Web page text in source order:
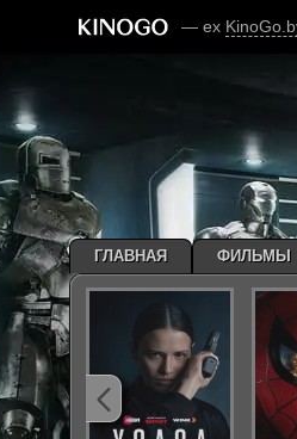
— ex
ГЛАВНАЯ ФИЛЬМЫ